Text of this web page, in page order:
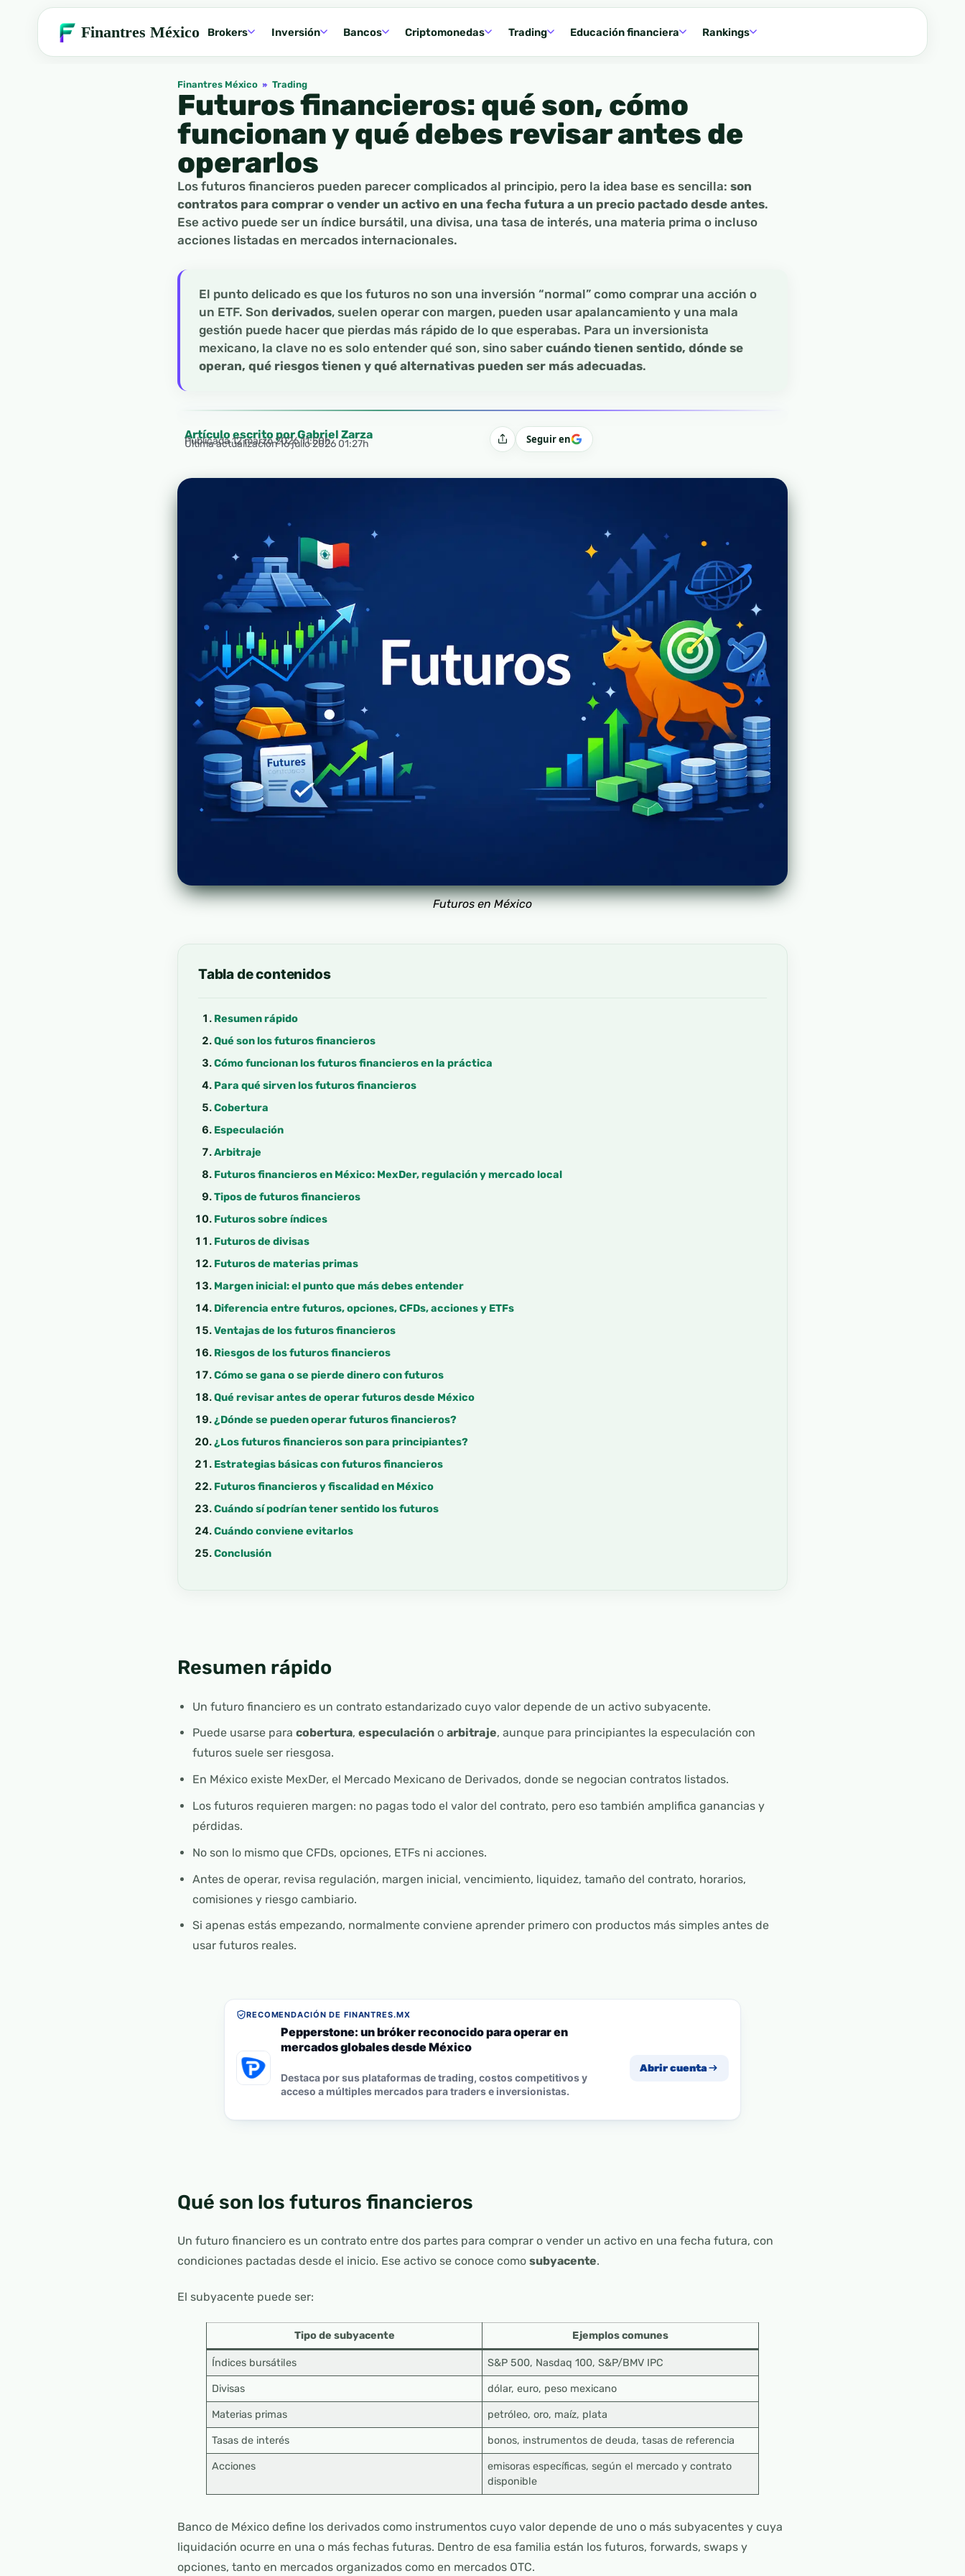
Finantres México Brokers Inversión Bancos Criptomonedas Trading Educación financiera Rankings
Finantres México » Trading
Futuros financieros: qué son, cómo
funcionan y qué debes revisar antes de
operarlos
Los futuros financieros pueden parecer complicados al principio, pero la idea base es sencilla: son
contratos para comprar o vender un activo en una fecha futura a un precio pactado desde antes.
Ese activo puede ser un índice bursátil, una divisa, una tasa de interés, una materia prima o incluso
acciones listadas en mercados internacionales.
El punto delicado es que los futuros no son una inversión “normal” como comprar una acción o
un ETF. Son derivados, suelen operar con margen, pueden usar apalancamiento y una mala
gestión puede hacer que pierdas más rápido de lo que esperabas. Para un inversionista
mexicano, la clave no es solo entender qué son, sino saber cuándo tienen sentido, dónde se
operan, qué riesgos tienen y qué alternativas pueden ser más adecuadas.
Artículo escrito por Gabriel Zarza
Publicada12 marzo 2026 11:50h
Última actualización 16 julio 2026 01:27h CompartirSeguir en
Futuros en México
Tabla de contenidos
Resumen rápido
Qué son los futuros financieros
Cómo funcionan los futuros financieros en la práctica
Para qué sirven los futuros financieros
Cobertura
Especulación
Arbitraje
Futuros financieros en México: MexDer, regulación y mercado local
Tipos de futuros financieros
Futuros sobre índices
Futuros de divisas
Futuros de materias primas
Margen inicial: el punto que más debes entender
Diferencia entre futuros, opciones, CFDs, acciones y ETFs
Ventajas de los futuros financieros
Riesgos de los futuros financieros
Cómo se gana o se pierde dinero con futuros
Qué revisar antes de operar futuros desde México
¿Dónde se pueden operar futuros financieros?
¿Los futuros financieros son para principiantes?
Estrategias básicas con futuros financieros
Futuros financieros y fiscalidad en México
Cuándo sí podrían tener sentido los futuros
Cuándo conviene evitarlos
Conclusión
Resumen rápido
Un futuro financiero es un contrato estandarizado cuyo valor depende de un activo subyacente.
Puede usarse para cobertura, especulacióno arbitraje, aunque para principiantes la especulación con
futuros suele ser riesgosa.
En México existe MexDer, el Mercado Mexicano de Derivados, donde se negocian contratos listados.
Los futuros requieren margen: no pagas todo el valor del contrato, pero eso también amplifica ganancias y
pérdidas.
No son lo mismo que CFDs, opciones, ETFs ni acciones.
Antes de operar, revisa regulación, margen inicial, vencimiento, liquidez, tamaño del contrato, horarios,
comisiones y riesgo cambiario.
Si apenas estás empezando, normalmente conviene aprender primero con productos más simples antes de
usar futuros reales.
RECOMENDACIÓN DE FINANTRES.MX
Pepperstone: un bróker reconocido para operar en
mercados globales desde México
Destaca por sus plataformas de trading, costos competitivos y
acceso a múltiples mercados para traders e inversionistas.
Abrir cuenta
Qué son los futuros financieros
Un futuro financiero es un contrato entre dos partes para comprar o vender un activo en una fecha futura, con
condiciones pactadas desde el inicio. Ese activo se conoce como subyacente.
El subyacente puede ser:
Tipo de subyacente Ejemplos comunes
Índices bursátiles S&P 500, Nasdaq 100, S&P/BMV IPC
Divisas dólar, euro, peso mexicano
Materias primas petróleo, oro, maíz, plata
Tasas de interés bonos, instrumentos de deuda, tasas de referencia
Acciones
emisoras específicas, según el mercado y contrato
disponible
Banco de México define los derivados como instrumentos cuyo valor depende de uno o más subyacentes y cuya
liquidación ocurre en una o más fechas futuras. Dentro de esa familia están los futuros, forwards, swaps y
opciones, tanto en mercados organizados como en mercados OTC.